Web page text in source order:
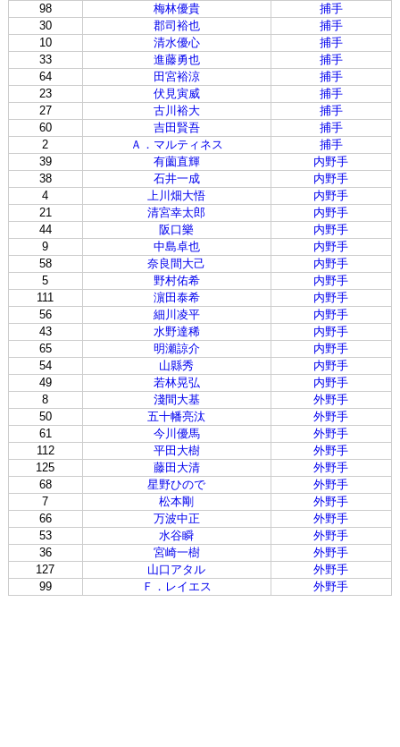
98
梅林優貴
捕手
30
郡司裕也
捕手
10
清水優心
捕手
33
進藤勇也
捕手
64
田宮裕涼
捕手
23
伏見寅威
捕手
27
古川裕大
捕手
60
吉田賢吾
捕手
2
Ａ．マルティネス
捕手
39
有薗直輝
内野手
38
石井一成
内野手
4
上川畑大悟
内野手
21
清宮幸太郎
内野手
44
阪口樂
内野手
9
中島卓也
内野手
58
奈良間大己
内野手
5
野村佑希
内野手
111
濵田泰希
内野手
56
細川凌平
内野手
43
水野達稀
内野手
65
明瀬諒介
内野手
54
山縣秀
内野手
49
若林晃弘
内野手
8
淺間大基
外野手
50
五十幡亮汰
外野手
61
今川優馬
外野手
112
平田大樹
外野手
125
藤田大清
外野手
68
星野ひので
外野手
7
松本剛
外野手
66
万波中正
外野手
53
水谷瞬
外野手
36
宮崎一樹
外野手
127
山口アタル
外野手
99
Ｆ．レイエス 外野手